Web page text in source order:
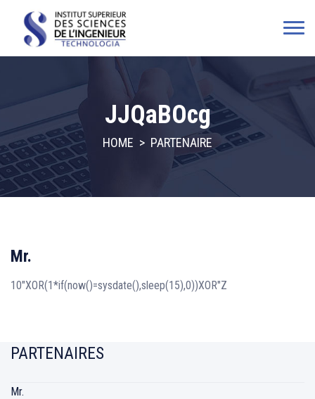
JJQaBOcg
HOME > PARTENAIRE
Mr.
10"XOR(1*if(now()=sysdate(),sleep(15),0))XOR"Z
PARTENAIRES
Mr.